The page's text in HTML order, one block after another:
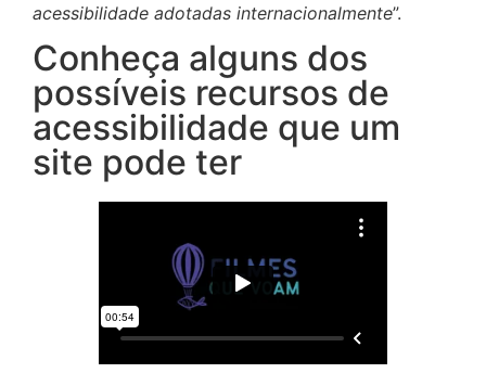
acessibilidade adotadas internacionalmente”.
Conheça alguns dos
possíveis recursos de
acessibilidade que um
site pode ter